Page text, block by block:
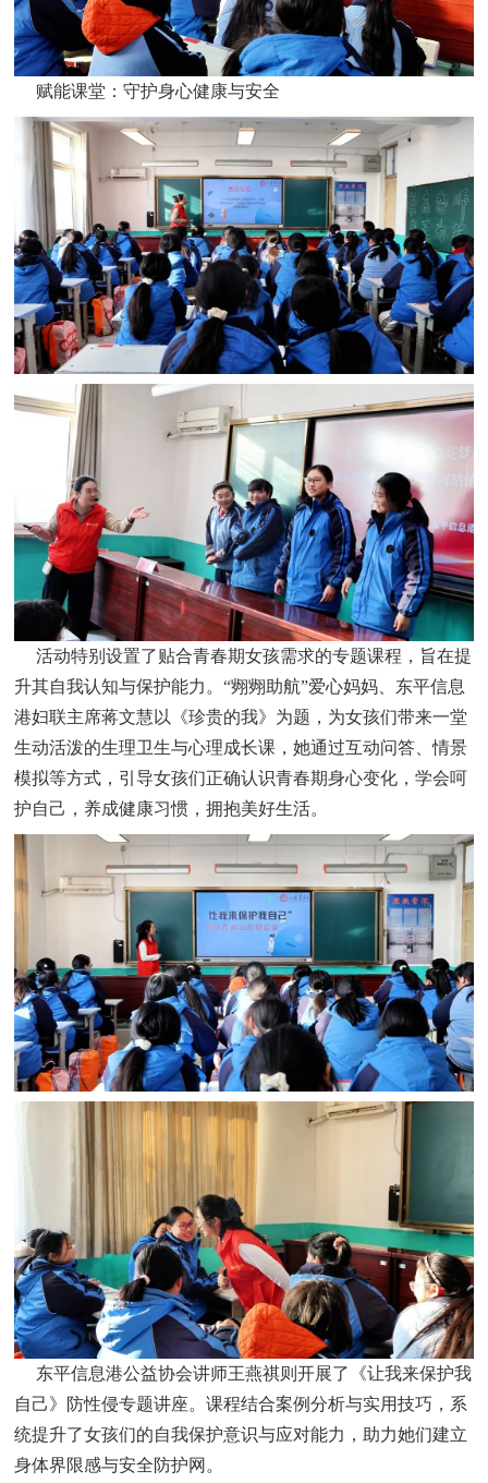
赋能课堂：守护身心健康与安全
活动特别设置了贴合青春期女孩需求的专题课程，旨在提
升其自我认知与保护能力。“翙翙助航”爱心妈妈、东平信息
港妇联主席蒋文慧以《珍贵的我》为题，为女孩们带来一堂
生动活泼的生理卫生与心理成长课，她通过互动问答、情景
模拟等方式，引导女孩们正确认识青春期身心变化，学会呵
护自己，养成健康习惯，拥抱美好生活。
东平信息港公益协会讲师王燕祺则开展了《让我来保护我
自己》防性侵专题讲座。课程结合案例分析与实用技巧，系
统提升了女孩们的自我保护意识与应对能力，助力她们建立
身体界限感与安全防护网。